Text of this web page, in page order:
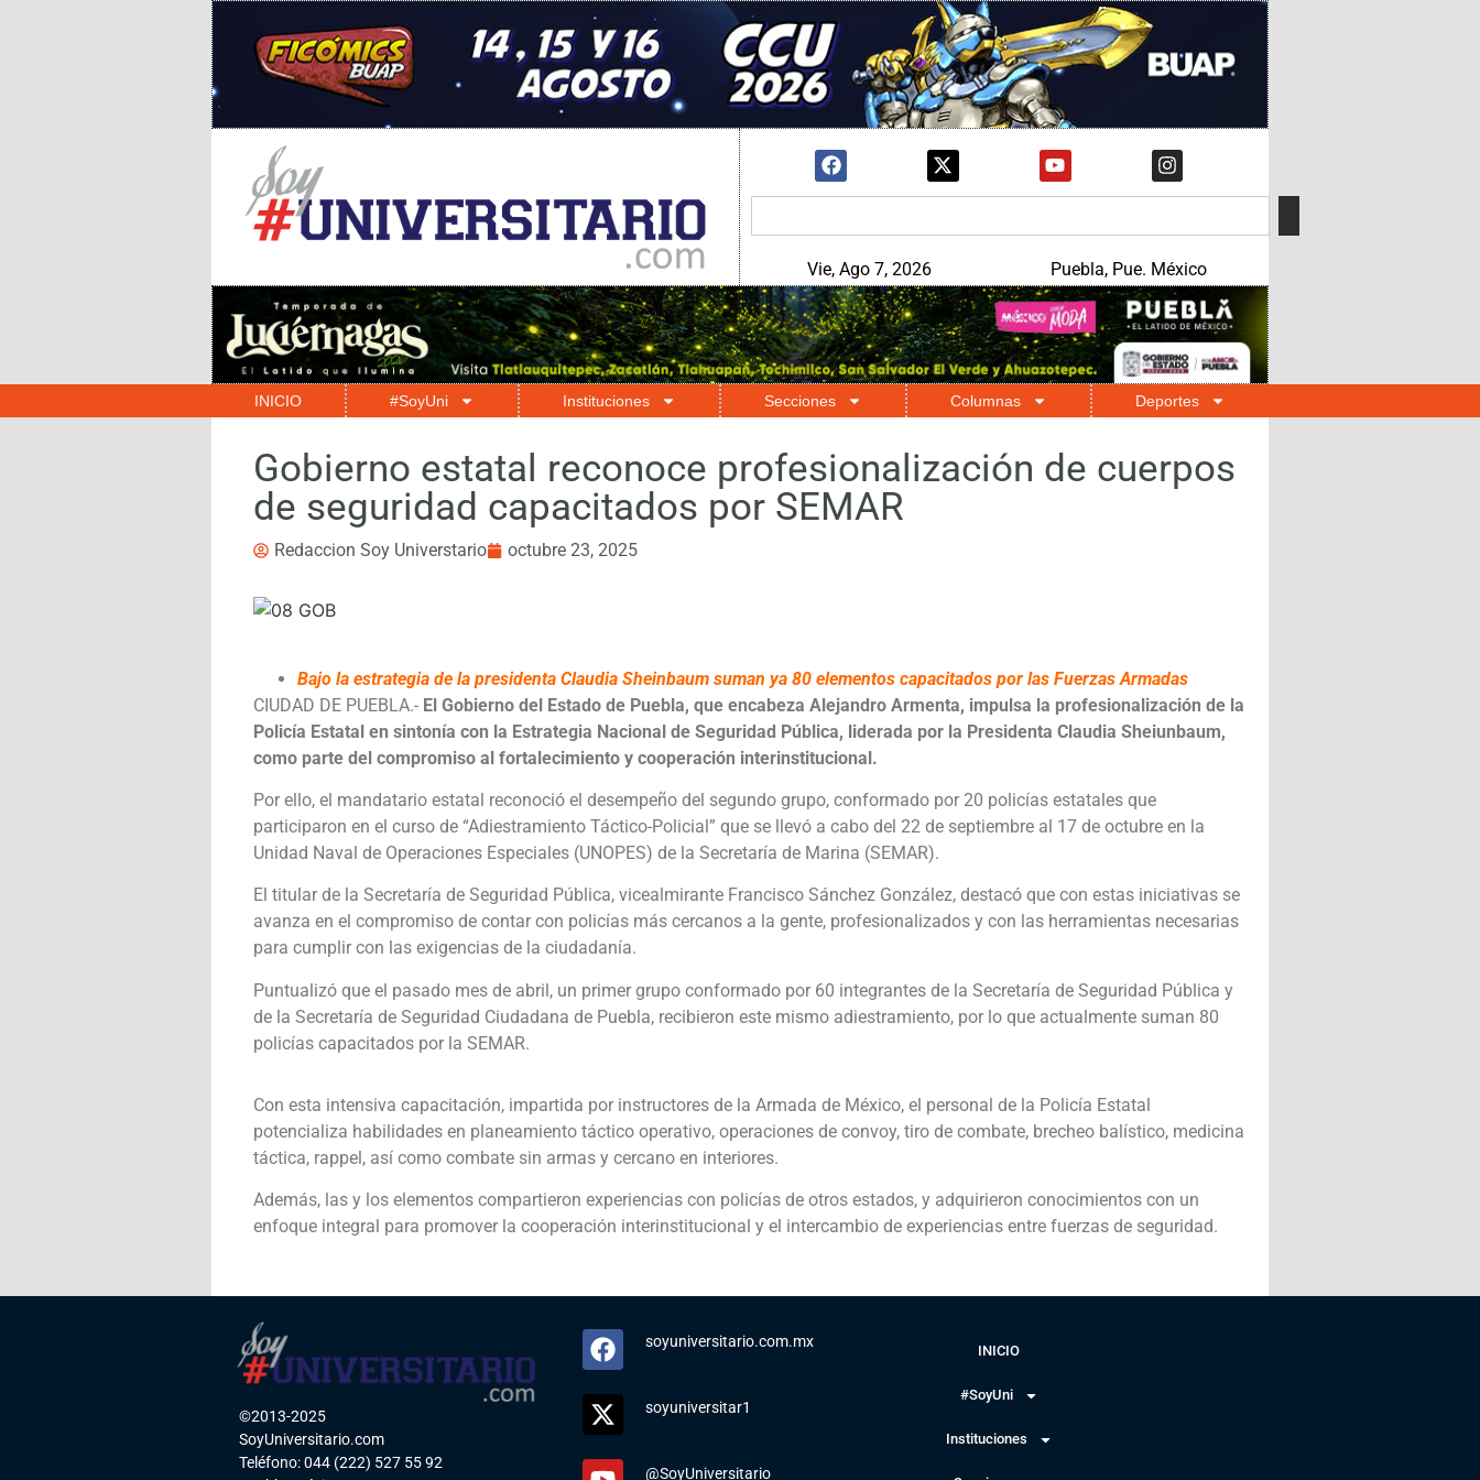
Vie, Ago 7, 2026 Puebla, Pue. México
INICIO #SoyUni Instituciones Secciones Columnas Deportes
Gobierno estatal reconoce profesionalización de cuerpos
de seguridad capacitados por SEMAR
Redaccion Soy Universtario octubre 23, 2025
Bajo la estrategia de la presidenta Claudia Sheinbaum suman ya 80 elementos capacitados por las Fuerzas Armadas
CIUDAD DE PUEBLA.- El Gobierno del Estado de Puebla, que encabeza Alejandro Armenta, impulsa la profesionalización de la
Policía Estatal en sintonía con la Estrategia Nacional de Seguridad Pública, liderada por la Presidenta Claudia Sheiunbaum,
como parte del compromiso al fortalecimiento y cooperación interinstitucional.
Por ello, el mandatario estatal reconoció el desempeño del segundo grupo, conformado por 20 policías estatales que
participaron en el curso de “Adiestramiento Táctico-Policial” que se llevó a cabo del 22 de septiembre al 17 de octubre en la
Unidad Naval de Operaciones Especiales (UNOPES) de la Secretaría de Marina (SEMAR).
El titular de la Secretaría de Seguridad Pública, vicealmirante Francisco Sánchez González, destacó que con estas iniciativas se
avanza en el compromiso de contar con policías más cercanos a la gente, profesionalizados y con las herramientas necesarias
para cumplir con las exigencias de la ciudadanía.
Puntualizó que el pasado mes de abril, un primer grupo conformado por 60 integrantes de la Secretaría de Seguridad Pública y
de la Secretaría de Seguridad Ciudadana de Puebla, recibieron este mismo adiestramiento, por lo que actualmente suman 80
policías capacitados por la SEMAR.
Con esta intensiva capacitación, impartida por instructores de la Armada de México, el personal de la Policía Estatal
potencializa habilidades en planeamiento táctico operativo, operaciones de convoy, tiro de combate, brecheo balístico, medicina
táctica, rappel, así como combate sin armas y cercano en interiores.
Además, las y los elementos compartieron experiencias con policías de otros estados, y adquirieron conocimientos con un
enfoque integral para promover la cooperación interinstitucional y el intercambio de experiencias entre fuerzas de seguridad.
©2013-2025
SoyUniversitario.com
Teléfono: 044 (222) 527 55 92
soyuniversitario.com.mx
soyuniversitar1
@SoyUniversitario
INICIO
#SoyUni
Instituciones